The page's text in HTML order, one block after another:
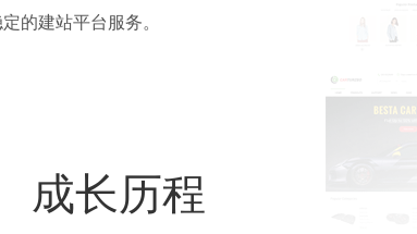
的建站平台服务。
成长历程